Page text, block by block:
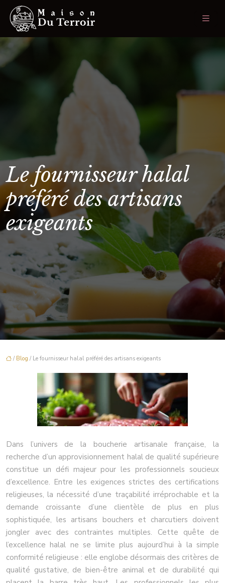
Le fournisseur halal
préféré des artisans
exigeants
/ Blog / Le fournisseur halal préféré des artisans exigeants
Dans l’univers de la boucherie artisanale française, la
recherche d’un approvisionnement halal de qualité supérieure
constitue un défi majeur pour les professionnels soucieux
d’excellence. Entre les exigences strictes des certifications
religieuses, la nécessité d’une traçabilité irréprochable et la
demande croissante d’une clientèle de plus en plus
sophistiquée, les artisans bouchers et charcutiers doivent
jongler avec des contraintes multiples. Cette quête de
l’excellence halal ne se limite plus aujourd’hui à la simple
conformité religieuse : elle englobe désormais des critères de
qualité gustative, de bien-être animal et de durabilité qui